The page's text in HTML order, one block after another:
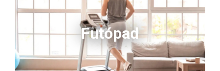
Futópad